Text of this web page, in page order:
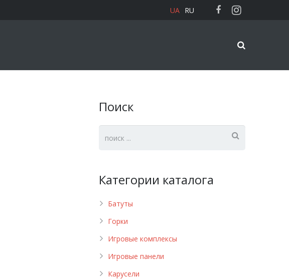
UA RU
Поиск
Категории каталога
Батуты
Горки
Игровые комплексы
Игровые панели
Карусели